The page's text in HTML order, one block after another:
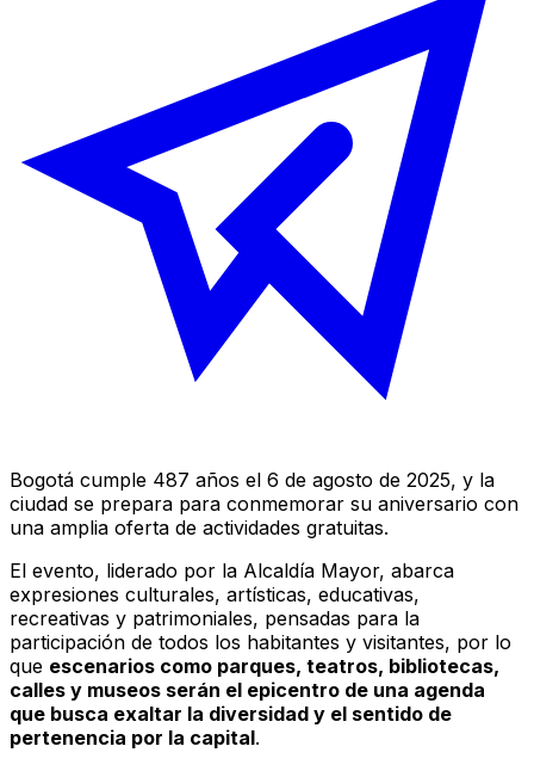
Bogotá cumple 487 años el 6 de agosto de 2025, y la
ciudad se prepara para conmemorar su aniversario con
una amplia oferta de actividades gratuitas.
El evento, liderado por la Alcaldía Mayor, abarca
expresiones culturales, artísticas, educativas,
recreativas y patrimoniales, pensadas para la
participación de todos los habitantes y visitantes, por lo
que escenarios como parques, teatros, bibliotecas,
calles y museos serán el epicentro de una agenda
que busca exaltar la diversidad y el sentido de
pertenencia por la capital.